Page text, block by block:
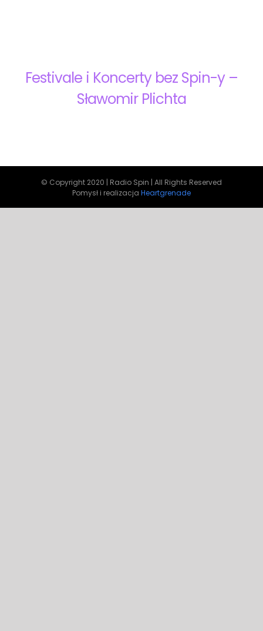
Festivale i Koncerty bez Spin-y –
Sławomir Plichta
© Copyright 2020 | Radio Spin | All Rights Reserved
Pomysł i realizacja Heartgrenade